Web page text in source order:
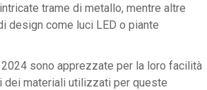
trame di metallo, mentre altre
design come luci LED o piante
sono apprezzate per la loro facilità
dei materiali utilizzati per queste